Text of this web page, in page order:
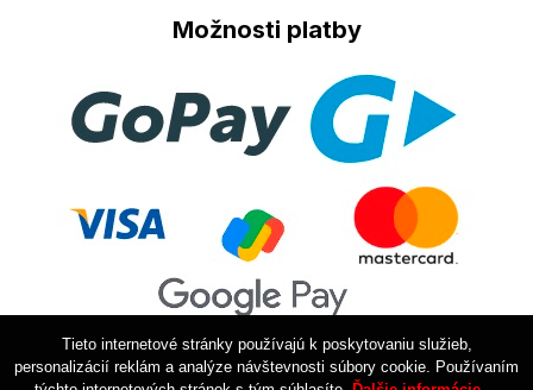
Možnosti platby
Tieto internetové stránky používajú k poskytovaniu služieb,
personalizácií reklám a analýze návštevnosti súbory cookie. Používaním